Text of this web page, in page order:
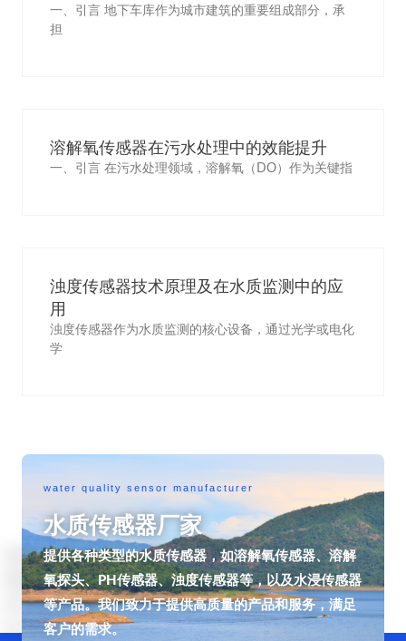
一、引言 地下车库作为城市建筑的重要组成部分，承
担
溶解氧传感器在污水处理中的效能提升
一、引言 在污水处理领域，溶解氧（DO）作为关键指
浊度传感器技术原理及在水质监测中的应
用
浊度传感器作为水质监测的核心设备，通过光学或电化
学
water quality sensor manufacturer
水质传感器厂家
提供各种类型的水质传感器，如溶解氧传感器、溶解
氧探头、PH传感器、浊度传感器等，以及水浸传感器
等产品。我们致力于提供高质量的产品和服务，满足
客户的需求。